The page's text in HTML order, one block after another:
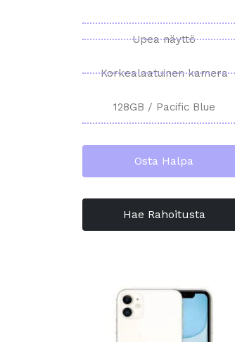
Upea näyttö
Korkealaatuinen kamera
128GB / Pacific Blue
Osta Halpa
Hae Rahoitusta